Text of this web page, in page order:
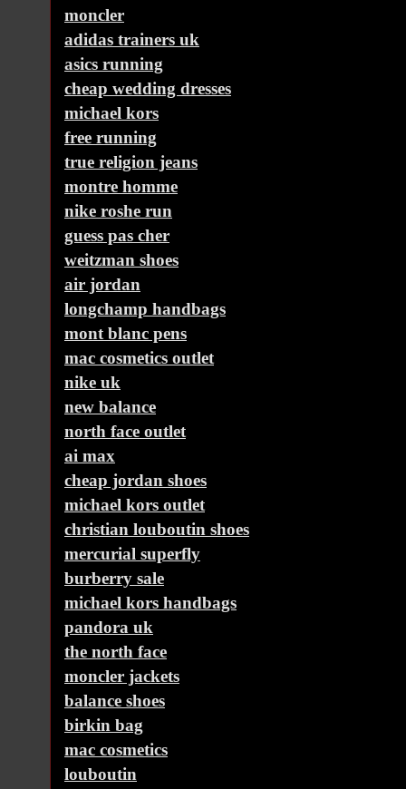
moncler
adidas trainers uk
asics running
cheap wedding dresses
michael kors
free running
true religion jeans
montre homme
nike roshe run
guess pas cher
weitzman shoes
air jordan
longchamp handbags
mont blanc pens
mac cosmetics outlet
nike uk
new balance
north face outlet
ai max
cheap jordan shoes
michael kors outlet
christian louboutin shoes
mercurial superfly
burberry sale
michael kors handbags
pandora uk
the north face
moncler jackets
balance shoes
birkin bag
mac cosmetics
louboutin